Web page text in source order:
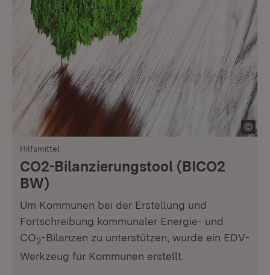
Hilfsmittel
CO2-Bilanzierungs­tool (BICO2
BW)
Um Kommunen bei der Erstellung und
Fortschreibung kommunaler Energie- und
CO2-Bilanzen zu unterstützen, wurde ein EDV-
Werkzeug für Kommunen erstellt.